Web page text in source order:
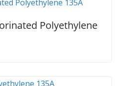
Polyethylene